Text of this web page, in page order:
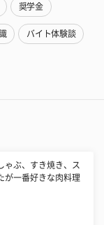
奨学金
バイト体験談
ゃぶ、すき焼き、ス
一番好きな肉料理